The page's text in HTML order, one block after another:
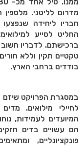
מדרום לליטני.
חבריו ליחידה
החליט לסייע
ברכישתם. לדבריו חשוב
טקטיים תקין וללא
בודדים ברחבי הארץ.
במסגרת הפרויקט שיזם
לחיילי מילואים.
המיועדים לעמידות,
הם עשויים בדים
פונקציונליים,